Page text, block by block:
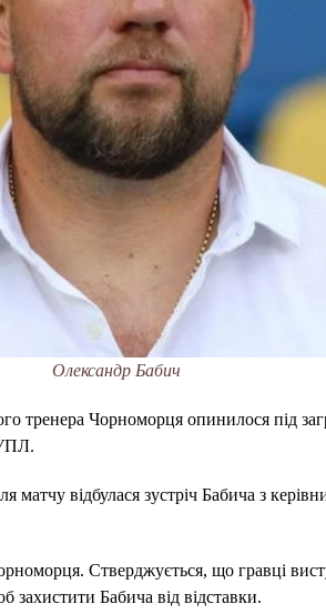
Олександр Бабич
тренера Чорноморця опинилося під
відбулася зустріч Бабича з
Стверджується, що гравці
захистити Бабича від відставки.